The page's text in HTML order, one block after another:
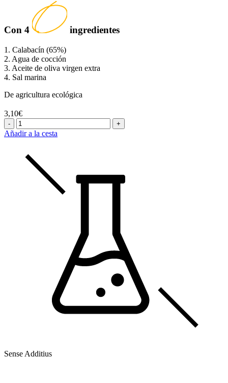
Con 4 ingredientes
1. Calabacín (65%)
2. Agua de cocción
3. Aceite de oliva virgen extra
4. Sal marina
De agricultura ecológica
3,10€
- +
Añadir a la cesta
Sense Additius